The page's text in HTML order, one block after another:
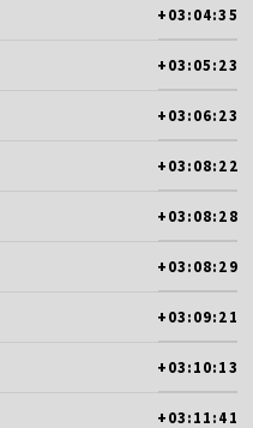
+03:04:35
+03:05:23
+03:06:23
+03:08:22
+03:08:28
+03:08:29
+03:09:21
+03:10:13
+03:11:41